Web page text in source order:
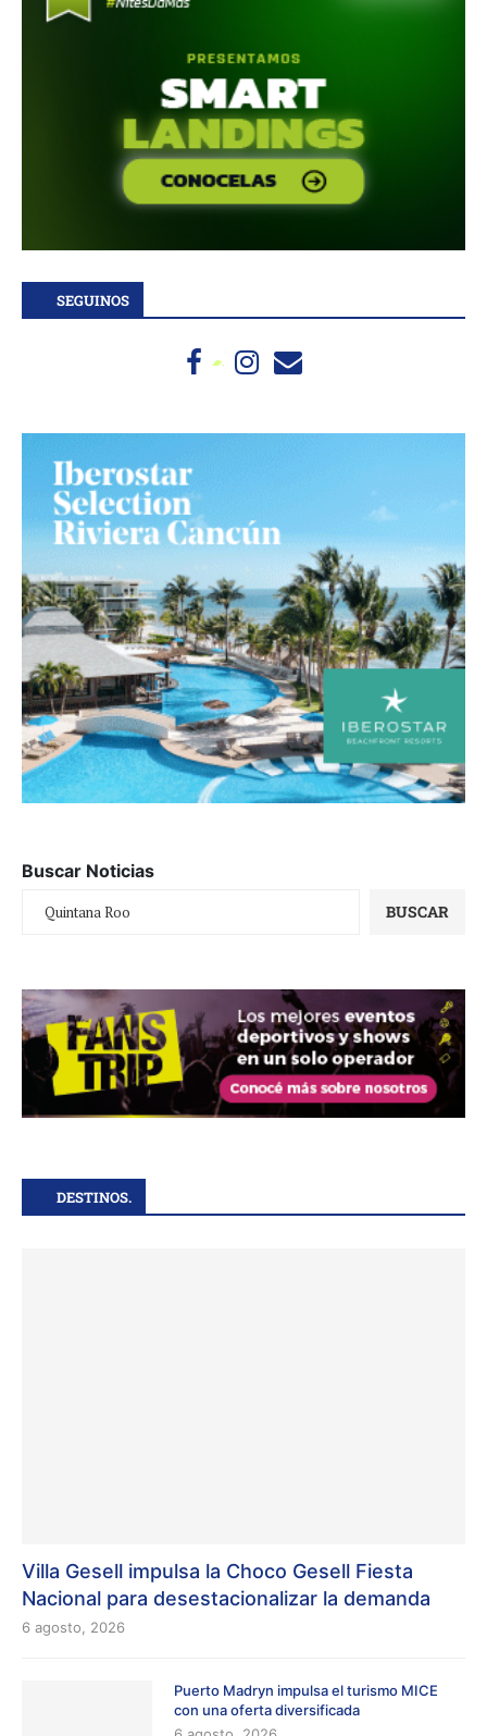
SEGUINOS
Buscar Noticias
BUSCAR
DESTINOS.
Villa Gesell impulsa la Choco Gesell Fiesta
Nacional para desestacionalizar la demanda
6 agosto, 2026
Puerto Madryn impulsa el turismo MICE
con una oferta diversificada